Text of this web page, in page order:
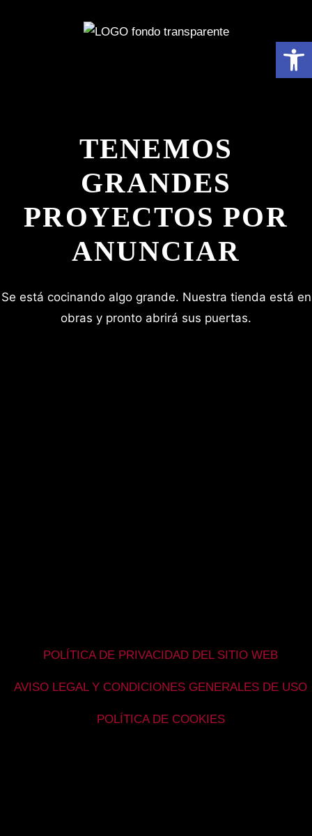
TENEMOS
GRANDES
PROYECTOS POR
ANUNCIAR
Se está cocinando algo grande. Nuestra tienda está en
obras y pronto abrirá sus puertas.
POLÍTICA DE PRIVACIDAD DEL SITIO WEB
AVISO LEGAL Y CONDICIONES GENERALES DE USO
POLÍTICA DE COOKIES
Abrir